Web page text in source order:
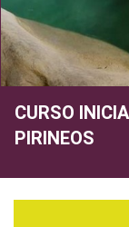
CURSO
PIRINEOS